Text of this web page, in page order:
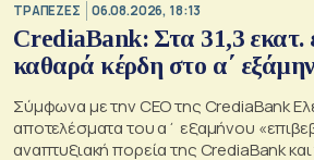
ΤΡΑΠΕΖΕΣ 06.08.2026, 18:13
CrediaBank: Στα 31,3 εκατ.
καθαρά κέρδη στο α΄
Σύμφωνα με την CEO της CrediaBank
αποτελέσματα του α΄ εξαμήνου
αναπτυξιακή πορεία της CrediaBank